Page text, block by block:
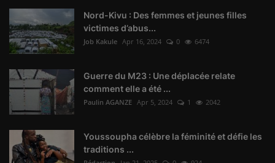
Nord-Kivu : Des femmes et jeunes filles
victimes d’abus...
Job Kakule Apr 16, 2024 0 6474
Guerre du M23 : Une déplacée relate
comment elle a été ...
Paulin AGANZE Apr 5, 2024 1 2042
Youssoupha célèbre la féminité et défie les
traditions ...